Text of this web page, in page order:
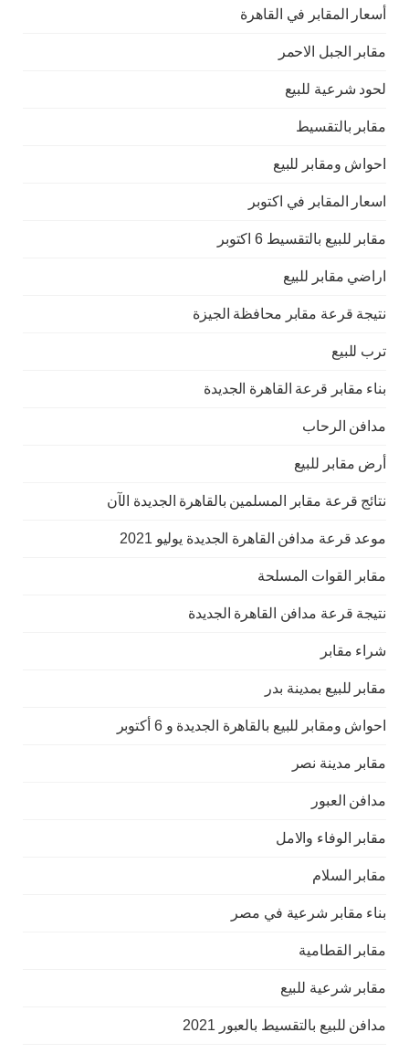
أسعار المقابر في القاهرة
مقابر الجبل الاحمر
لحود شرعية للبيع
مقابر بالتقسيط
احواش ومقابر للبيع
اسعار المقابر في اكتوبر
مقابر للبيع بالتقسيط 6 اكتوبر
اراضي مقابر للبيع
نتيجة قرعة مقابر محافظة الجيزة
ترب للبيع
بناء مقابر قرعة القاهرة الجديدة
مدافن الرحاب
أرض مقابر للبيع
نتائج قرعة مقابر المسلمين بالقاهرة الجديدة الآن
موعد قرعة مدافن القاهرة الجديدة يوليو 2021
مقابر القوات المسلحة
نتيجة قرعة مدافن القاهرة الجديدة
شراء مقابر
مقابر للبيع بمدينة بدر
احواش ومقابر للبيع بالقاهرة الجديدة و 6 أكتوبر
مقابر مدينة نصر
مدافن العبور
مقابر الوفاء والامل
مقابر السلام
بناء مقابر شرعية في مصر
مقابر القطامية
مقابر شرعية للبيع
مدافن للبيع بالتقسيط بالعبور 2021